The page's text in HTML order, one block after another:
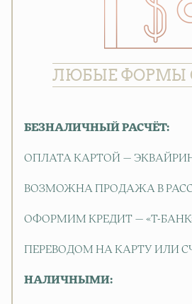
ЛЮБЫЕ ФОРМЫ
БЕЗНАЛИЧНЫЙ РАСЧЁТ:
ОПЛАТА КАРТОЙ —
ВОЗМОЖНА ПРОДАЖА В
ОФОРМИМ КРЕДИТ — «Т-
ПЕРЕВОДОМ НА КАРТУ ИЛИ
НАЛИЧНЫМИ: